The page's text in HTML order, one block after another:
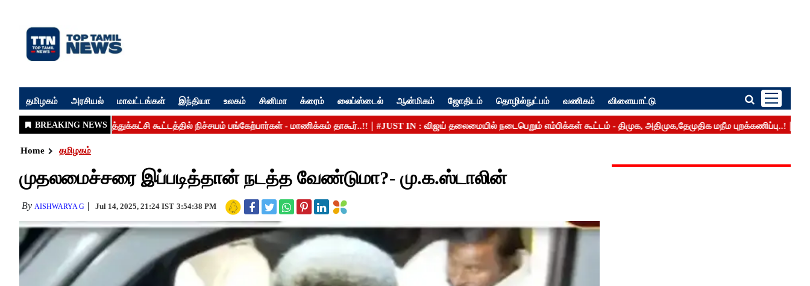
தமிழகம் அரசியல் மாவட்டங்கள் இந்தியா உலகம் சினிமா க்ரைம் லைப்ஸ்டைல் ஆன்மிகம் ஜோதிடம் தொழில்நுட்பம் வணிகம் விளையாட்டு
Home தமிழகம்
முதலமைச்சரை இப்படித்தான் நடத்த வேண்டுமா?- மு.க.ஸ்டாலின்
By AISHWARYA G Jul 14, 2025, 21:24 IST 3:54:38 PM